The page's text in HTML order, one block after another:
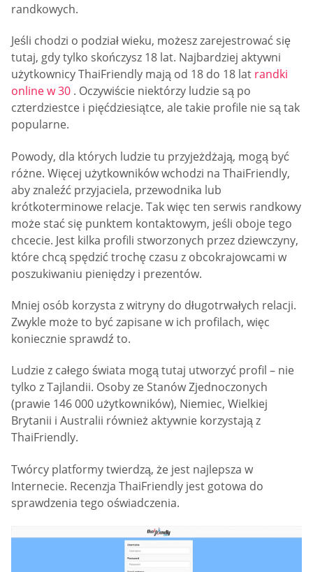
randkowych.
Jeśli chodzi o podział wieku, możesz zarejestrować się
tutaj, gdy tylko skończysz 18 lat. Najbardziej aktywni
użytkownicy ThaiFriendly mają od 18 do 18 lat randki
online w 30 . Oczywiście niektórzy ludzie są po
czterdziestce i pięćdziesiątce, ale takie profile nie są tak
popularne.
Powody, dla których ludzie tu przyjeżdżają, mogą być
różne. Więcej użytkowników wchodzi na ThaiFriendly,
aby znaleźć przyjaciela, przewodnika lub
krótkoterminowe relacje. Tak więc ten serwis randkowy
może stać się punktem kontaktowym, jeśli oboje tego
chcecie. Jest kilka profili stworzonych przez dziewczyny,
które chcą spędzić trochę czasu z obcokrajowcami w
poszukiwaniu pieniędzy i prezentów.
Mniej osób korzysta z witryny do długotrwałych relacji.
Zwykle może to być zapisane w ich profilach, więc
koniecznie sprawdź to.
Ludzie z całego świata mogą tutaj utworzyć profil – nie
tylko z Tajlandii. Osoby ze Stanów Zjednoczonych
(prawie 146 000 użytkowników), Niemiec, Wielkiej
Brytanii i Australii również aktywnie korzystają z
ThaiFriendly.
Twórcy platformy twierdzą, że jest najlepsza w
Internecie. Recenzja ThaiFriendly jest gotowa do
sprawdzenia tego oświadczenia.